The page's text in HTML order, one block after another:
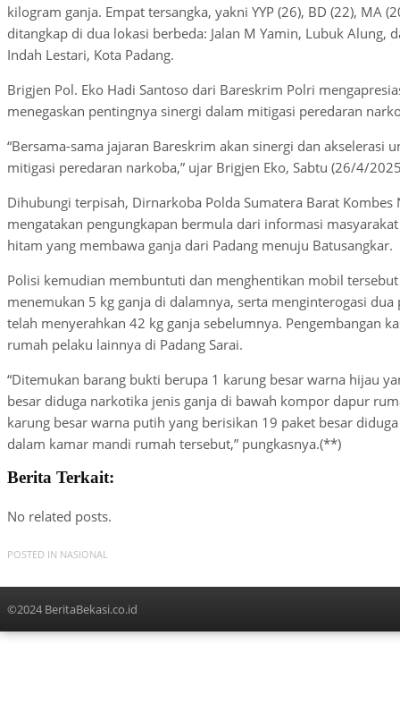
kilogram ganja. Empat tersangka, yakni YYP (26), BD (22), MA
ditangkap di dua lokasi berbeda: Jalan M Yamin, Lubuk Alung,
Indah Lestari, Kota Padang.
Brigjen Pol. Eko Hadi Santoso dari Bareskrim Polri
menegaskan pentingnya sinergi dalam mitigasi peredaran
“Bersama-sama jajaran Bareskrim akan sinergi dan akselerasi
mitigasi peredaran narkoba,” ujar Brigjen Eko, Sabtu (26/4/
Dihubungi terpisah, Dirnarkoba Polda Sumatera Barat Kombes
mengatakan pengungkapan bermula dari informasi
hitam yang membawa ganja dari Padang menuju Batusangkar.
Polisi kemudian membuntuti dan menghentikan mobil
menemukan 5 kg ganja di dalamnya, serta menginterogasi dua
telah menyerahkan 42 kg ganja sebelumnya. Pengembangan
rumah pelaku lainnya di Padang Sarai.
“Ditemukan barang bukti berupa 1 karung besar warna hijau
besar diduga narkotika jenis ganja di bawah kompor dapur
karung besar warna putih yang berisikan 19 paket besar
dalam kamar mandi rumah tersebut,” pungkasnya.(**)
Berita Terkait:
No related posts.
POSTED IN NASIONAL
©2024 BeritaBekasi.co.id